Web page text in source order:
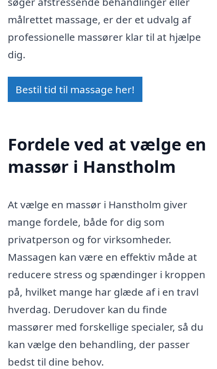
målrettet massage, er der et udvalg af
professionelle massører klar til at hjælpe
dig.
Bestil tid til massage her!
Fordele ved at vælge en
massør i Hanstholm
At vælge en massør i Hanstholm giver
mange fordele, både for dig som
privatperson og for virksomheder.
Massagen kan være en effektiv måde at
reducere stress og spændinger i kroppen
på, hvilket mange har glæde af i en travl
hverdag. Derudover kan du finde
massører med forskellige specialer, så du
kan vælge den behandling, der passer
bedst til dine behov.